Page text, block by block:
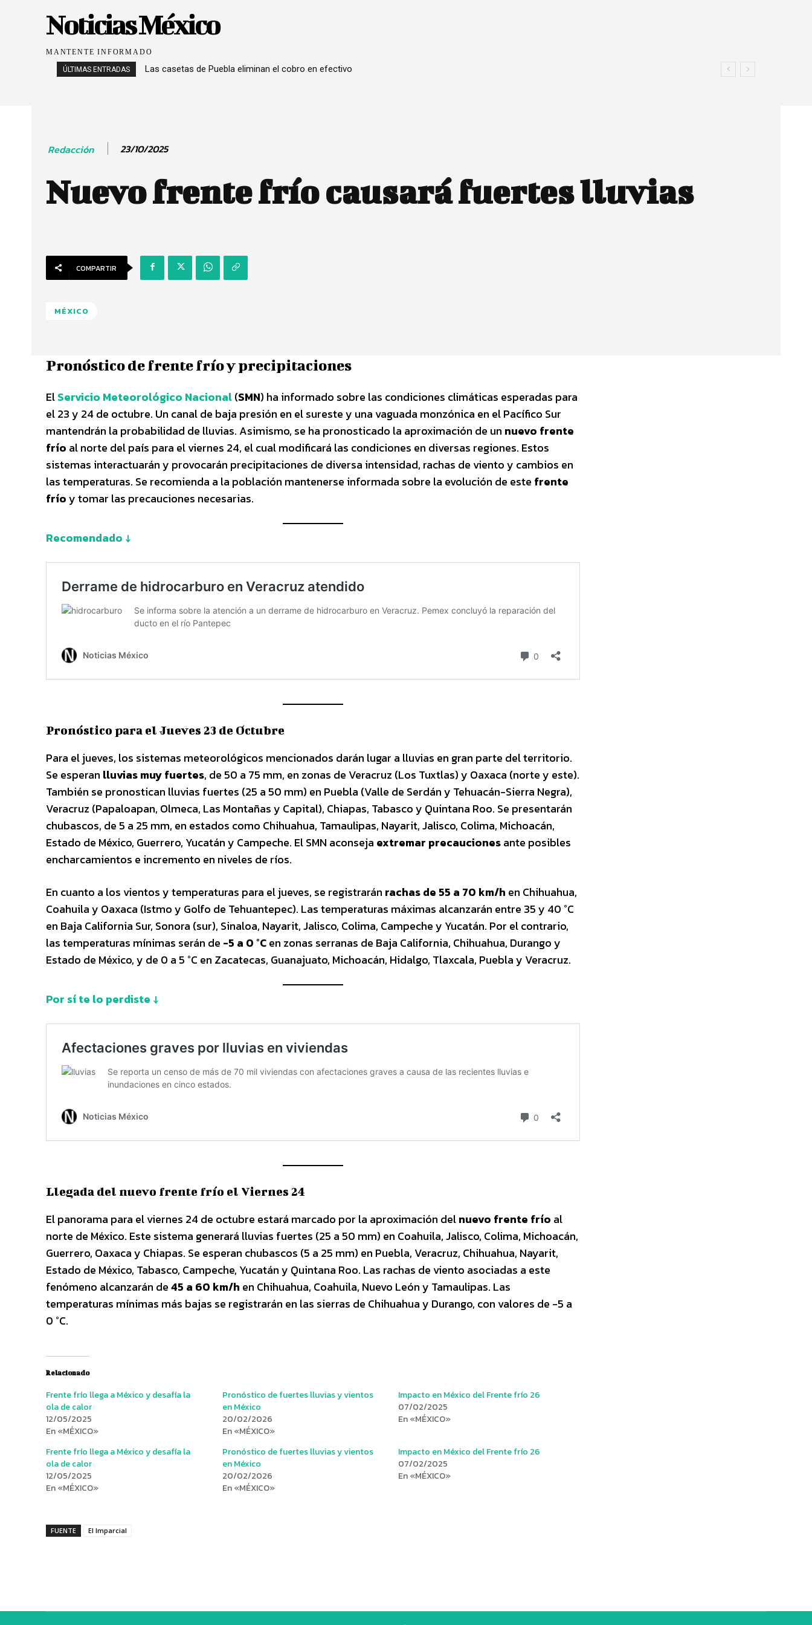
Noticias México
MANTENTE INFORMADO
ÚLTIMAS ENTRADAS Las casetas de Puebla eliminan el cobro en efectivo
Redacción 23/10/2025
Nuevo frente frío causará fuertes lluvias
COMPARTIR
MÉXICO
Pronóstico de frente frío y precipitaciones
ElServicio Meteorológico Nacional(SMN) ha informado sobre las condiciones climáticas esperadas para
el 23 y 24 de octubre. Un canal de baja presión en el sureste y una vaguada monzónica en el Pacífico Sur
mantendrán la probabilidad de lluvias. Asimismo, se ha pronosticado la aproximación de un nuevo frente
frío al norte del país para el viernes 24, el cual modificará las condiciones en diversas regiones. Estos
sistemas interactuarán y provocarán precipitaciones de diversa intensidad, rachas de viento y cambios en
las temperaturas. Se recomienda a la población mantenerse informada sobre la evolución de este frente
fríoy tomar las precauciones necesarias.
Recomendado ↓
Pronóstico para el Jueves 23 de Octubre
Para el jueves, los sistemas meteorológicos mencionados darán lugar a lluvias en gran parte del territorio.
Se esperan lluvias muy fuertes, de 50 a 75 mm, en zonas de Veracruz (Los Tuxtlas) y Oaxaca (norte y este).
También se pronostican lluvias fuertes (25 a 50 mm) en Puebla (Valle de Serdán y Tehuacán-Sierra Negra),
Veracruz (Papaloapan, Olmeca, Las Montañas y Capital), Chiapas, Tabasco y Quintana Roo. Se presentarán
chubascos, de 5 a 25 mm, en estados como Chihuahua, Tamaulipas, Nayarit, Jalisco, Colima, Michoacán,
Estado de México, Guerrero, Yucatán y Campeche. El SMN aconseja extremar precaucionesante posibles
encharcamientos e incremento en niveles de ríos.
En cuanto a los vientos y temperaturas para el jueves, se registrarán rachas de 55 a 70 km/h en Chihuahua,
Coahuila y Oaxaca (Istmo y Golfo de Tehuantepec). Las temperaturas máximas alcanzarán entre 35 y 40 °C
en Baja California Sur, Sonora (sur), Sinaloa, Nayarit, Jalisco, Colima, Campeche y Yucatán. Por el contrario,
las temperaturas mínimas serán de -5 a 0 °Cen zonas serranas de Baja California, Chihuahua, Durango y
Estado de México, y de 0 a 5 °C en Zacatecas, Guanajuato, Michoacán, Hidalgo, Tlaxcala, Puebla y Veracruz.
Por sí te lo perdiste ↓
Llegada del nuevo frente frío el Viernes 24
El panorama para el viernes 24 de octubre estará marcado por la aproximación delnuevo frente frío al
norte de México. Este sistema generará lluvias fuertes (25 a 50 mm) en Coahuila, Jalisco, Colima, Michoacán,
Guerrero, Oaxaca y Chiapas. Se esperan chubascos (5 a 25 mm) en Puebla, Veracruz, Chihuahua, Nayarit,
Estado de México, Tabasco, Campeche, Yucatán y Quintana Roo. Las rachas de viento asociadas a este
fenómeno alcanzarán de45 a 60 km/h en Chihuahua, Coahuila, Nuevo León y Tamaulipas. Las
temperaturas mínimas más bajas se registrarán en las sierras de Chihuahua y Durango, con valores de -5 a
0 °C.
Relacionado
Frente frío llega a México y desafía la
ola de calor
12/05/2025
En «MÉXICO»
Pronóstico de fuertes lluvias y vientos
en México
20/02/2026
En «MÉXICO»
Impacto en México del Frente frío 26
07/02/2025
En «MÉXICO»
Frente frío llega a México y desafía la
ola de calor
12/05/2025
En «MÉXICO»
Pronóstico de fuertes lluvias y vientos
en México
20/02/2026
En «MÉXICO»
Impacto en México del Frente frío 26
07/02/2025
En «MÉXICO»
FUENTE El Imparcial